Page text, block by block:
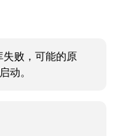
失败，可能的原
动。